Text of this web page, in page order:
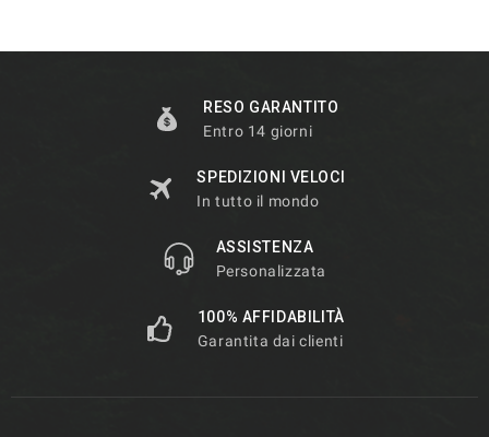
RESO GARANTITO
Entro 14 giorni
SPEDIZIONI VELOCI
In tutto il mondo
ASSISTENZA
Personalizzata
100% AFFIDABILITÀ
Garantita dai clienti